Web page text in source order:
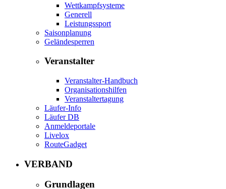
Wettkampfsysteme
Generell
Leistungssport
Saisonplanung
Geländesperren
Veranstalter
Veranstalter-Handbuch
Organisationshilfen
Veranstaltertagung
Läufer-Info
Läufer DB
Anmeldeportale
Livelox
RouteGadget
VERBAND
Grundlagen